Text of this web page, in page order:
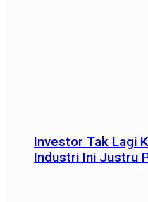
Investor Tak Lagi
Industri Ini Justru